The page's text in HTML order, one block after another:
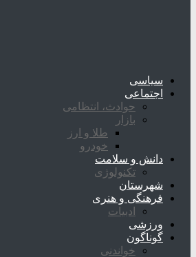
سیاسی
اجتماعی
حوادث، انتظامی
بازار
طلا و ارز
خودرو
دانش و سلامت
تکنولوژی
شهرستان
فرهنگی و هنری
ادبیات
ورزشی
گوناگون
خواندنی